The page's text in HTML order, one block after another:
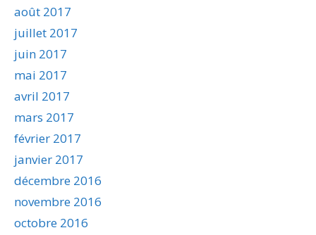
août 2017
juillet 2017
juin 2017
mai 2017
avril 2017
mars 2017
février 2017
janvier 2017
décembre 2016
novembre 2016
octobre 2016